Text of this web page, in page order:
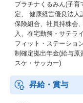
プラチナくるみん(子
定、 健康経営優良法人
保険組合、社員持株会
入、在宅勤務・サテラ
フィット・ステーショ
制確定拠出年金(給与原
スケ・サッカー)
昇給・賞与